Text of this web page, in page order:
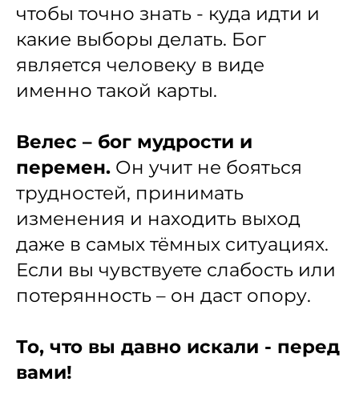
чтобы точно знать - куда идти и
какие выборы делать. Бог
является человеку в виде
именно такой карты.
Велес – бог мудрости и
перемен. Он учит не бояться
трудностей, принимать
изменения и находить выход
даже в самых тёмных ситуациях.
Если вы чувствуете слабость или
потерянность – он даст опору.
То, что вы давно искали - перед
вами!